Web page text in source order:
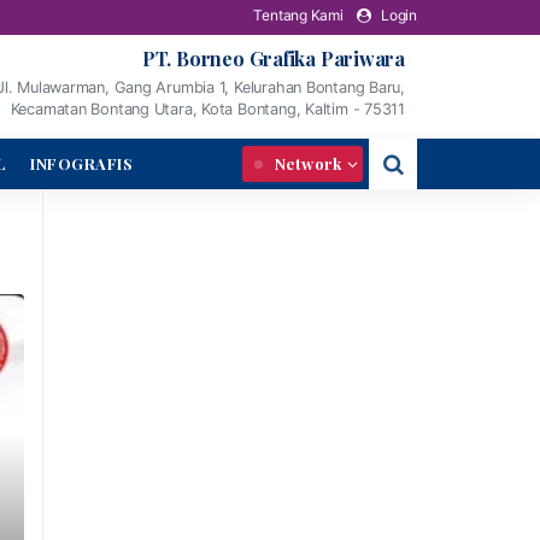
Tentang Kami Login
PT. Borneo Grafika Pariwara
Mulawarman, Gang Arumbia 1, Kelurahan Bontang Baru,
Kecamatan Bontang Utara, Kota Bontang, Kaltim - 75311
INFOGRAFIS Network